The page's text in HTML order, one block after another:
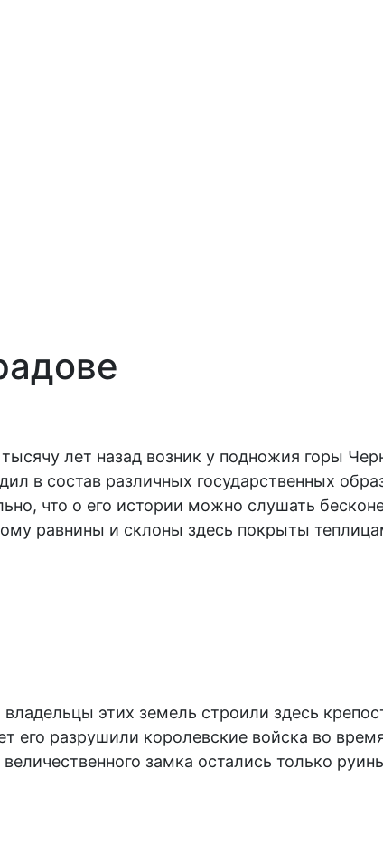
лет назад возник у подножия горы
в состав различных государственных
что о его истории можно слушать
равнины и склоны здесь покрыты
этих земель строили здесь
его разрушили королевские войска во
замка остались только